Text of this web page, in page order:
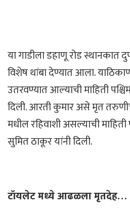
या गाडीला डहाणू रोड स्थानकात
विशेष थांबा देण्यात आला.
उतरवण्यात आल्याची माहिती
दिली. आरती कुमार असे मृत
मधील रहिवाशी असल्याची
सुमित ठाकूर यांनी दिली.
टॉयलेट मध्ये आढळला मृतदेह…